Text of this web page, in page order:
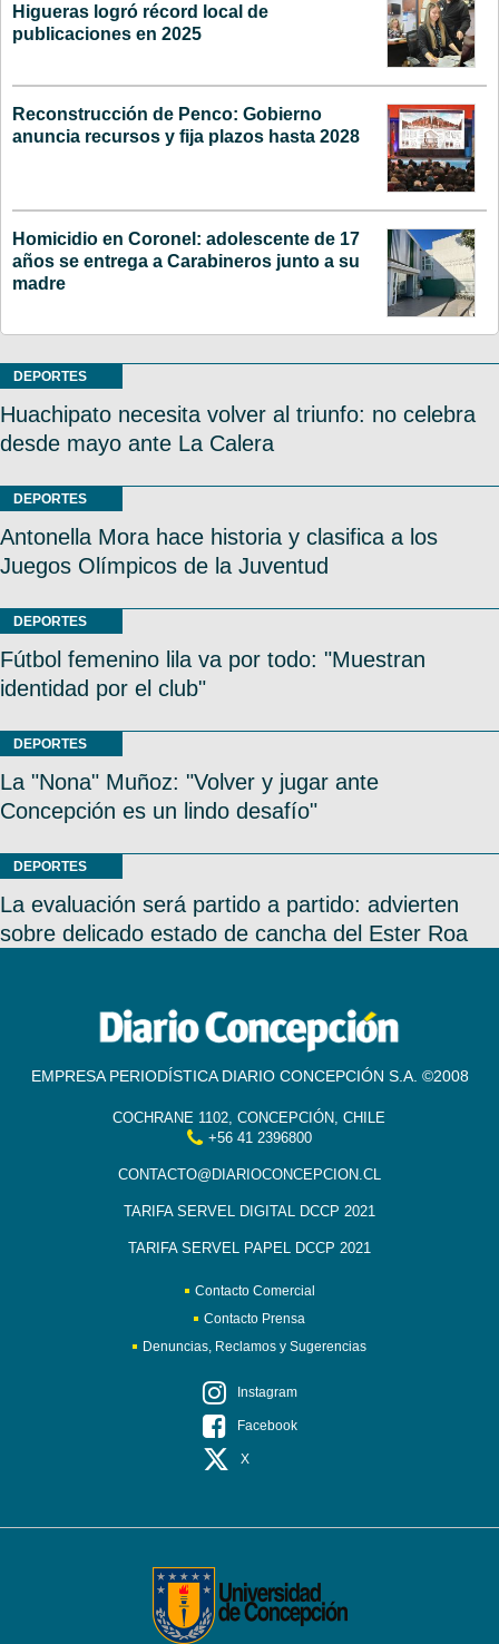
Higueras logró récord local de
publicaciones en 2025
Reconstrucción de Penco: Gobierno
anuncia recursos y fija plazos hasta 2028
Homicidio en Coronel: adolescente de 17
años se entrega a Carabineros junto a su
madre
DEPORTES
Huachipato necesita volver al triunfo: no celebra
desde mayo ante La Calera
DEPORTES
Antonella Mora hace historia y clasifica a los
Juegos Olímpicos de la Juventud
DEPORTES
Fútbol femenino lila va por todo: "Muestran
identidad por el club"
DEPORTES
La "Nona" Muñoz: "Volver y jugar ante
Concepción es un lindo desafío"
DEPORTES
La evaluación será partido a partido: advierten
sobre delicado estado de cancha del Ester Roa
EMPRESA PERIODÍSTICA DIARIO CONCEPCIÓN S.A. ©2008
COCHRANE 1102, CONCEPCIÓN, CHILE
+56 41 2396800
CONTACTO@DIARIOCONCEPCION.CL
TARIFA SERVEL DIGITAL DCCP 2021
TARIFA SERVEL PAPEL DCCP 2021
Contacto Comercial
Contacto Prensa
Denuncias, Reclamos y Sugerencias
Instagram
Facebook
X